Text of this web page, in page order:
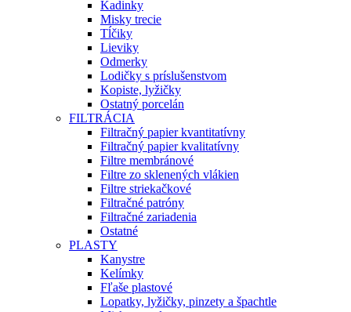
Kadinky
Misky trecie
Tĺčiky
Lieviky
Odmerky
Lodičky s príslušenstvom
Kopiste, lyžičky
Ostatný porcelán
FILTRÁCIA
Filtračný papier kvantitatívny
Filtračný papier kvalitatívny
Filtre membránové
Filtre zo sklenených vlákien
Filtre striekačkové
Filtračné patróny
Filtračné zariadenia
Ostatné
PLASTY
Kanystre
Kelímky
Fľaše plastové
Lopatky, lyžičky, pinzety a špachtle